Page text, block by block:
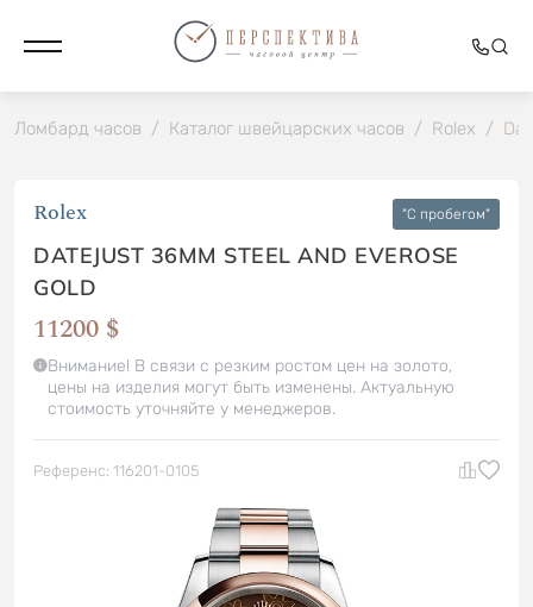
Ломбард часов / Каталог швейцарских часов / Rolex /
Rolex "C пробегом"
DATEJUST 36MM STEEL AND EVEROSE
GOLD
11200 $
Внимание! В связи с резким ростом цен на золото,
цены на изделия могут быть изменены. Актуальную
стоимость уточняйте у менеджеров.
Референс: 116201-0105